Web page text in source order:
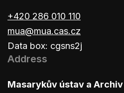
+420 286 010 110
mua@mua.cas.cz
Data box: cgsns2j
Address
Masarykův ústav a Archiv